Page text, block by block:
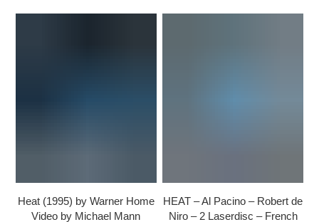
Heat (1995) by Warner Home
Video by Michael Mann
HEAT – Al Pacino – Robert de
Niro – 2 Laserdisc – French